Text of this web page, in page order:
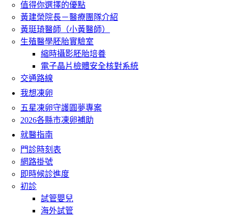
值得你選擇的優點
黃建榮院長－醫療團隊介紹
黃珽琦醫師（小黃醫師）
生殖醫學胚胎實驗室
縮時攝影胚胎培養
電子晶片檢體安全核對系統
交通路線
我想凍卵
五星凍卵守護圓夢專案
2026各縣市凍卵補助
就醫指南
門診時刻表
網路掛號
即時候診進度
初診
試管嬰兒
海外試管